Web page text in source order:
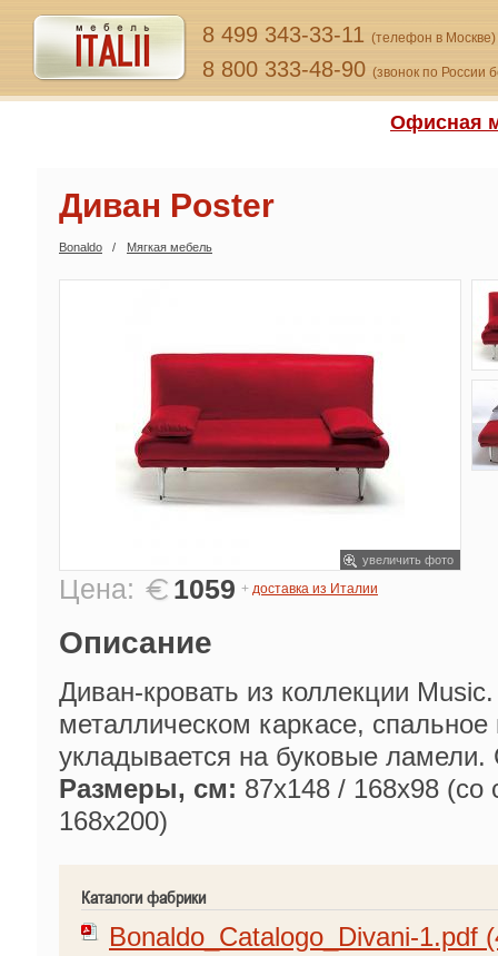
8 499 343-33-11 (телефон в Москве)
8 800 333-48-90 (звонок по России
Офисная
Диван Poster
Bonaldo Мягкая мебель
увеличить фото
Цена: 1059 + доставка из Италии
Описание
Диван-кровать из коллекции
металлическом каркасе,
укладывается на буковые
Размеры, см: 87x148 / 168x98
168х200)
Каталоги фабрики
Bonaldo_Catalogo_Divani-1.pdf